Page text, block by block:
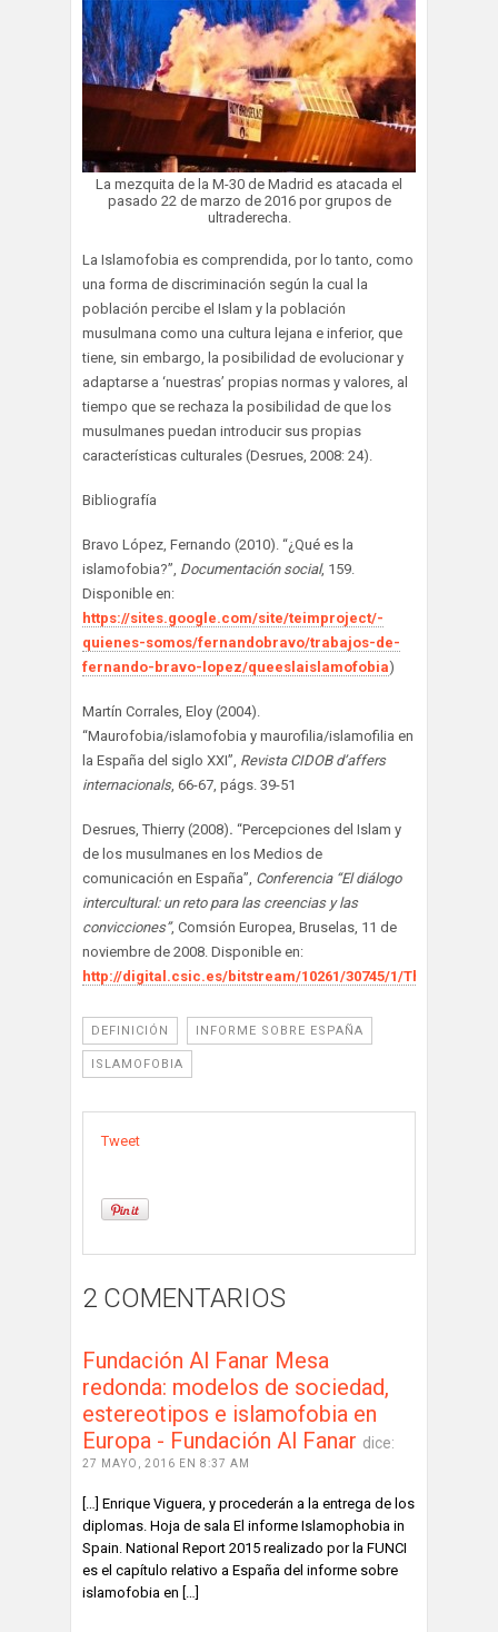
La mezquita de la M-30 de Madrid es atacada el
pasado 22 de marzo de 2016 por grupos de
ultraderecha.
La Islamofobia es comprendida, por lo tanto, como
una forma de discriminación según la cual la
población percibe el Islam y la población
musulmana como una cultura lejana e inferior, que
tiene, sin embargo, la posibilidad de evolucionar y
adaptarse a ‘nuestras’ propias normas y valores, al
tiempo que se rechaza la posibilidad de que los
musulmanes puedan introducir sus propias
características culturales (Desrues, 2008: 24).
Bibliografía
Bravo López, Fernando (2010). “¿Qué es la
islamofobia?”, Documentación social, 159.
Disponible en:
https://sites.google.com/site/teimproject/-
quienes-somos/fernandobravo/trabajos-de-
fernando-bravo-lopez/queeslaislamofobia)
Martín Corrales, Eloy (2004).
“Maurofobia/islamofobia y maurofilia/islamofilia en
la España del siglo XXI”, Revista CIDOB d’affers
internacionals, 66-67, págs. 39-51
Desrues, Thierry (2008). “Percepciones del Islam y
de los musulmanes en los Medios de
comunicación en España”, Conferencia “El diálogo
intercultural: un reto para las creencias y las
convicciones”, Comsión Europea, Bruselas, 11 de
noviembre de 2008. Disponible en:
http://digital.csic.es/bitstream/10261/30745/1/
DEFINICIÓN INFORME SOBRE ESPAÑA
ISLAMOFOBIA
Tweet
2 COMENTARIOS
Fundación Al Fanar Mesa
redonda: modelos de sociedad,
estereotipos e islamofobia en
Europa - Fundación Al Fanar dice:
27 MAYO, 2016 EN 8:37 AM
[…] Enrique Viguera, y procederán a la entrega de los
diplomas. Hoja de sala El informe Islamophobia in
Spain. National Report 2015 realizado por la FUNCI
es el capítulo relativo a España del informe sobre
islamofobia en […]